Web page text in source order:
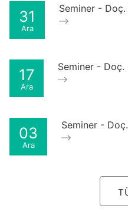
31
Ara
Seminer - Doç.
17
Ara
Seminer - Doç.
03
Ara
Seminer -